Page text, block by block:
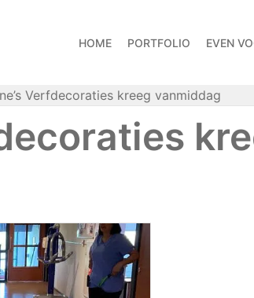
HOME PORTFOLIO EVEN
Verfdecoraties kreeg vanmiddag